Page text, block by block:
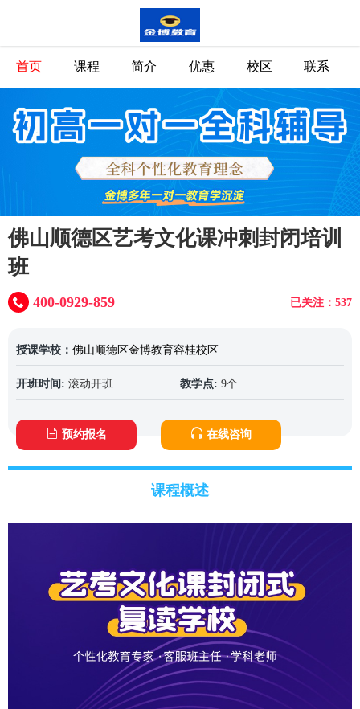
首页 课程 简介 优惠 校区 联系
佛山顺德区艺考文化课冲刺封闭培训
班
已关注：537
400-0929-859
授课学校： 佛山顺德区金博教育容桂校区
开班时间: 滚动开班 教学点: 9个
预约报名 在线咨询
课程概述